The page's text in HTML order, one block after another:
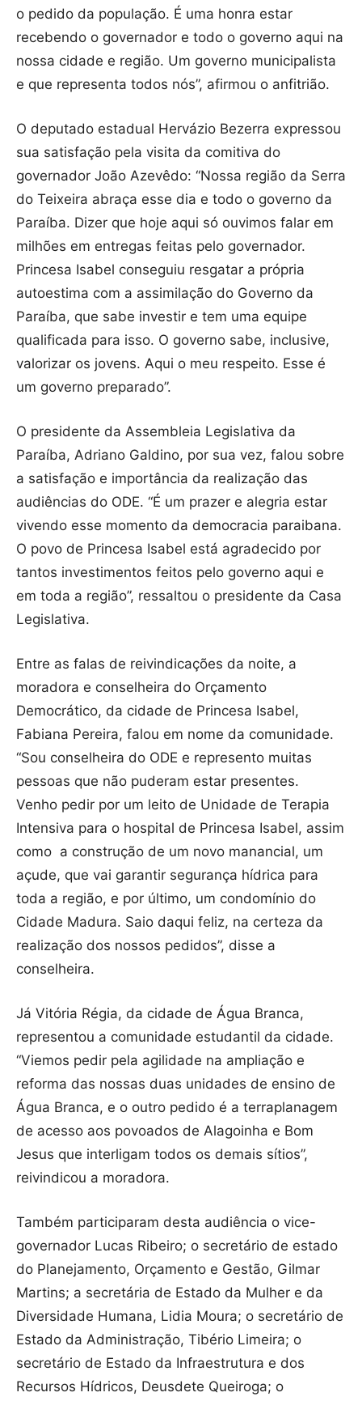
o pedido da população. É uma honra estar
recebendo o governador e todo o governo aqui na
nossa cidade e região. Um governo municipalista
e que representa todos nós”, afirmou o anfitrião.
O deputado estadual Hervázio Bezerra expressou
sua satisfação pela visita da comitiva do
governador João Azevêdo: “Nossa região da Serra
do Teixeira abraça esse dia e todo o governo da
Paraíba. Dizer que hoje aqui só ouvimos falar em
milhões em entregas feitas pelo governador.
Princesa Isabel conseguiu resgatar a própria
autoestima com a assimilação do Governo da
Paraíba, que sabe investir e tem uma equipe
qualificada para isso. O governo sabe, inclusive,
valorizar os jovens. Aqui o meu respeito. Esse é
um governo preparado”.
O presidente da Assembleia Legislativa da
Paraíba, Adriano Galdino, por sua vez, falou sobre
a satisfação e importância da realização das
audiências do ODE. “É um prazer e alegria estar
vivendo esse momento da democracia paraibana.
O povo de Princesa Isabel está agradecido por
tantos investimentos feitos pelo governo aqui e
em toda a região”, ressaltou o presidente da Casa
Legislativa.
Entre as falas de reivindicações da noite, a
moradora e conselheira do Orçamento
Democrático, da cidade de Princesa Isabel,
Fabiana Pereira, falou em nome da comunidade.
“Sou conselheira do ODE e represento muitas
pessoas que não puderam estar presentes.
Venho pedir por um leito de Unidade de Terapia
Intensiva para o hospital de Princesa Isabel, assim
como a construção de um novo manancial, um
açude, que vai garantir segurança hídrica para
toda a região, e por último, um condomínio do
Cidade Madura. Saio daqui feliz, na certeza da
realização dos nossos pedidos”, disse a
conselheira.
Já Vitória Régia, da cidade de Água Branca,
representou a comunidade estudantil da cidade.
“Viemos pedir pela agilidade na ampliação e
reforma das nossas duas unidades de ensino de
Água Branca, e o outro pedido é a terraplanagem
de acesso aos povoados de Alagoinha e Bom
Jesus que interligam todos os demais sítios”,
reivindicou a moradora.
Também participaram desta audiência o vice-
governador Lucas Ribeiro; o secretário de estado
do Planejamento, Orçamento e Gestão, Gilmar
Martins; a secretária de Estado da Mulher e da
Diversidade Humana, Lidia Moura; o secretário de
Estado da Administração, Tibério Limeira; o
secretário de Estado da Infraestrutura e dos
Recursos Hídricos, Deusdete Queiroga; o